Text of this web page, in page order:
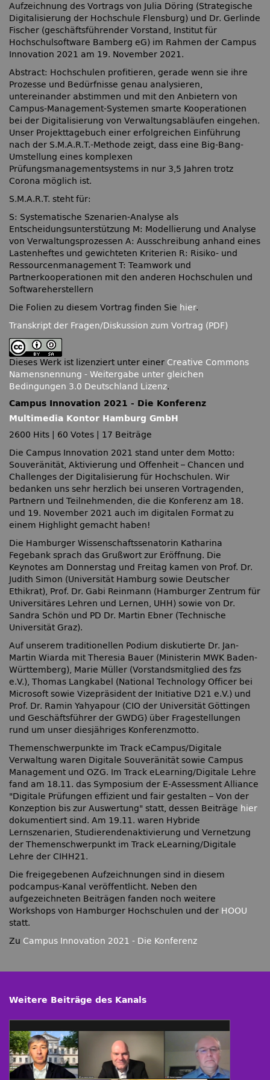
Aufzeichnung des Vortrags von Julia Döring (Strategische
Digitalisierung der Hochschule Flensburg) und Dr. Gerlinde
Fischer (geschäftsführender Vorstand, Institut für
Hochschulsoftware Bamberg eG) im Rahmen der Campus
Innovation 2021 am 19. November 2021.
Abstract: Hochschulen profitieren, gerade wenn sie ihre
Prozesse und Bedürfnisse genau analysieren,
untereinander abstimmen und mit den Anbietern von
Campus-Management-Systemen smarte Kooperationen
bei der Digitalisierung von Verwaltungsabläufen eingehen.
Unser Projekttagebuch einer erfolgreichen Einführung
nach der S.M.A.R.T.-Methode zeigt, dass eine Big-Bang-
Umstellung eines komplexen
Prüfungsmanagementsystems in nur 3,5 Jahren trotz
Corona möglich ist.
S.M.A.R.T. steht für:
S: Systematische Szenarien-Analyse als
Entscheidungsunterstützung M: Modellierung und Analyse
von Verwaltungsprozessen A: Ausschreibung anhand eines
Lastenheftes und gewichteten Kriterien R: Risiko- und
Ressourcenmanagement T: Teamwork und
Partnerkooperationen mit den anderen Hochschulen und
Softwareherstellern
Die Folien zu diesem Vortrag finden Sie hier.
Transkript der Fragen/Diskussion zum Vortrag (PDF)
Dieses Werk ist lizenziert unter einer Creative Commons
Namensnennung - Weitergabe unter gleichen
Bedingungen 3.0 Deutschland Lizenz.
Campus Innovation 2021 - Die Konferenz
Multimedia Kontor Hamburg GmbH
2600 Hits
60 Votes
17 Beiträge
Die Campus Innovation 2021 stand unter dem Motto:
Souveränität, Aktivierung und Offenheit – Chancen und
Challenges der Digitalisierung für Hochschulen. Wir
bedanken uns sehr herzlich bei unseren Vortragenden,
Partnern und Teilnehmenden, die die Konferenz am 18.
und 19. November 2021 auch im digitalen Format zu
einem Highlight gemacht haben!
Die Hamburger Wissenschaftssenatorin Katharina
Fegebank sprach das Grußwort zur Eröffnung. Die
Keynotes am Donnerstag und Freitag kamen von Prof. Dr.
Judith Simon (Universität Hamburg sowie Deutscher
Ethikrat), Prof. Dr. Gabi Reinmann (Hamburger Zentrum für
Universitäres Lehren und Lernen, UHH) sowie von Dr.
Sandra Schön und PD Dr. Martin Ebner (Technische
Universität Graz).
Auf unserem traditionellen Podium diskutierte Dr. Jan-
Martin Wiarda mit Theresia Bauer (Ministerin MWK Baden-
Württemberg), Marie Müller (Vorstandsmitglied des fzs
e.V.), Thomas Langkabel (National Technology Officer bei
Microsoft sowie Vizepräsident der Initiative D21 e.V.) und
Prof. Dr. Ramin Yahyapour (CIO der Universität Göttingen
und Geschäftsführer der GWDG) über Fragestellungen
rund um unser diesjähriges Konferenzmotto.
Themenschwerpunkte im Track eCampus/Digitale
Verwaltung waren Digitale Souveränität sowie Campus
Management und OZG. Im Track eLearning/Digitale Lehre
fand am 18.11. das Symposium der E-Assessment Alliance
Digitale Prüfungen effizient und fair gestalten – Von der
Konzeption bis zur Auswertung
statt, dessen Beiträge hier
dokumentiert sind. Am 19.11. waren Hybride
Lernszenarien, Studierendenaktivierung und Vernetzung
der Themenschwerpunkt im Track eLearning/Digitale
Lehre der CIHH21.
Die freigegebenen Aufzeichnungen sind in diesem
podcampus-Kanal veröffentlicht. Neben den
aufgezeichneten Beiträgen fanden noch weitere
Workshops von Hamburger Hochschulen und der HOOU
statt.
Zu Campus Innovation 2021 - Die Konferenz
Weitere Beiträge des Kanals